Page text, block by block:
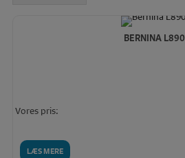
BERNINA L890
LÆS MERE
Vores pris: